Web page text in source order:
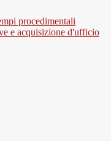
procedimentali
e acquisizione d'ufficio